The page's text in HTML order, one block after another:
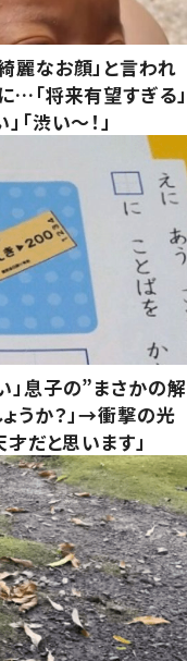
麗なお顔」と言われ
…「将来有望すぎる」
「渋い～！」
」息子の”まさかの解
うか？」→衝撃の光
才だと思います」